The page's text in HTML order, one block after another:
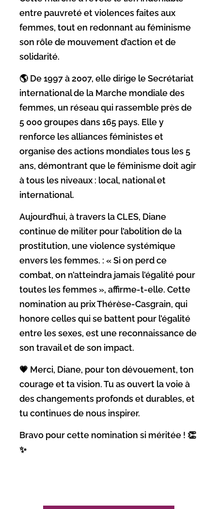
entre pauvreté et violences faites aux
femmes, tout en redonnant au féminisme
son rôle de mouvement d’action et de
solidarité.
🌎 De 1997 à 2007, elle dirige le Secrétariat
international de la Marche mondiale des
femmes, un réseau qui rassemble près de
5 000 groupes dans 165 pays. Elle y
renforce les alliances féministes et
organise des actions mondiales tous les 5
ans, démontrant que le féminisme doit agir
à tous les niveaux : local, national et
international.
Aujourd’hui, à travers la CLES, Diane
continue de militer pour l’abolition de la
prostitution, une violence systémique
envers les femmes. : « Si on perd ce
combat, on n’atteindra jamais l’égalité pour
toutes les femmes », affirme-t-elle. Cette
nomination au prix Thérèse-Casgrain, qui
honore celles qui se battent pour l’égalité
entre les sexes, est une reconnaissance de
son travail et de son impact.
💗 Merci, Diane, pour ton dévouement, ton
courage et ta vision. Tu as ouvert la voie à
des changements profonds et durables, et
tu continues de nous inspirer.
Bravo pour cette nomination si méritée ! 👏
✨